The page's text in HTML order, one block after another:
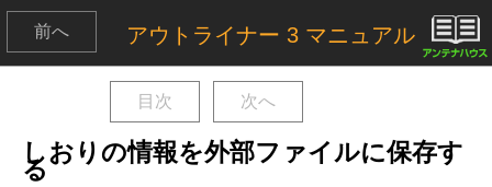
前へ
目次 次へ
しおりの情報を外部ファイルに保存す
る